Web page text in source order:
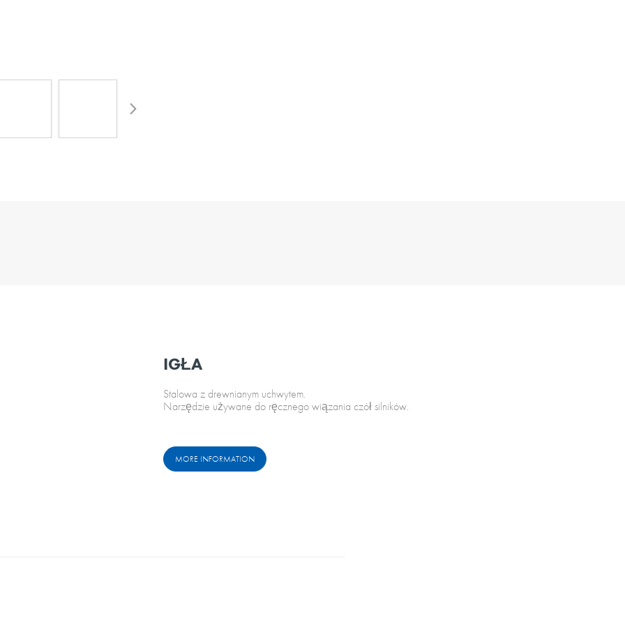
IGŁA
Stalowa z drewnianym uchwytem.
Narzędzie używane do ręcznego wiązania czół silników.
MORE INFORMATION